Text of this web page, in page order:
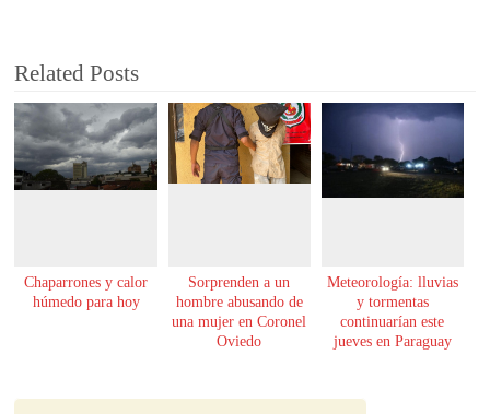
Related Posts
Chaparrones y calor
húmedo para hoy
Sorprenden a un
hombre abusando de
una mujer en Coronel
Oviedo
Meteorología: lluvias
y tormentas
continuarían este
jueves en Paraguay